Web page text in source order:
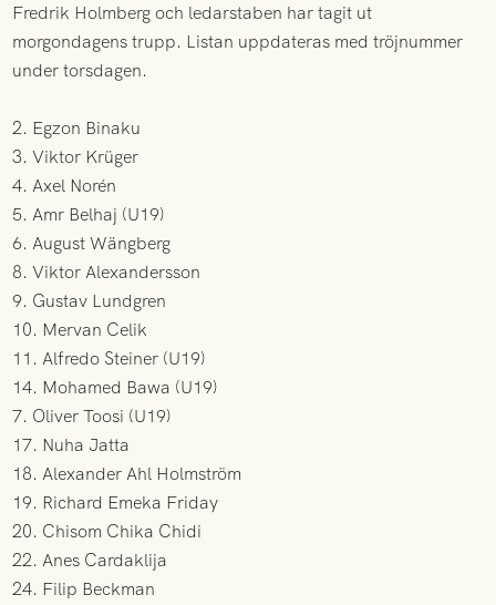
Fredrik Holmberg och ledarstaben har tagit ut
morgondagens trupp. Listan uppdateras med tröjnummer
under torsdagen.
2. Egzon Binaku
3. Viktor Krüger
4. Axel Norén
5. Amr Belhaj (U19)
6. August Wängberg
8. Viktor Alexandersson
9. Gustav Lundgren
10. Mervan Celik
11. Alfredo Steiner (U19)
14. Mohamed Bawa (U19)
7. Oliver Toosi (U19)
17. Nuha Jatta
18. Alexander Ahl Holmström
19. Richard Emeka Friday
20. Chisom Chika Chidi
22. Anes Cardaklija
24. Filip Beckman